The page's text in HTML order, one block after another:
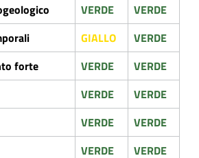
VERDE
VERDE
GIALLO
VERDE
forte
VERDE
VERDE
VERDE
VERDE
VERDE
VERDE
VERDE VERDE